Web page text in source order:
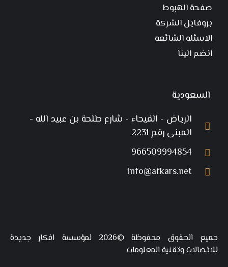
صفحة الهبوط
بروفايل الشركة
الاسئله الشائعه
انضم الينا
السعودية
الرياض - الفيحاء - شارع طلحة بن عبيد الله -
المبنى رقم 2231
966509994854
info@afkars.net
جميع الحقوق محفوظة ©2026 لمؤسسة افكار جديدة
للاتصالات وتقنية المعلومات